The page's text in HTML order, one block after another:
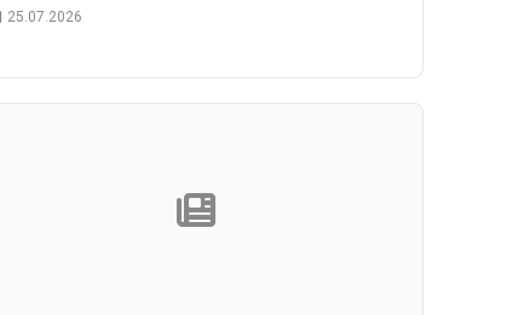
25.07.2026